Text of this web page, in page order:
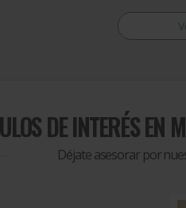
DE INTERÉS EN
Déjate asesorar por